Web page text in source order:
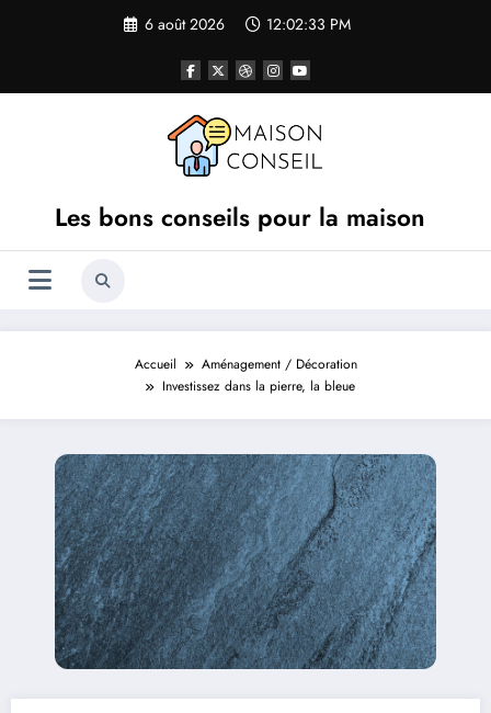
6 août 2026 12:02:33 PM
Les bons conseils pour la maison
Accueil
Aménagement / Décoration
Investissez dans la pierre, la bleue